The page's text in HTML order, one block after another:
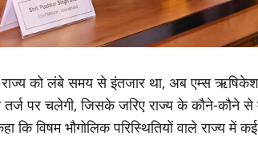
को लंबे समय से इंतजार था, अब एम्स
पर चलेगी, जिसके जरिए राज्य के कौने-कौने से
कि विषम भौगोलिक परिस्थितियों वाले राज्य